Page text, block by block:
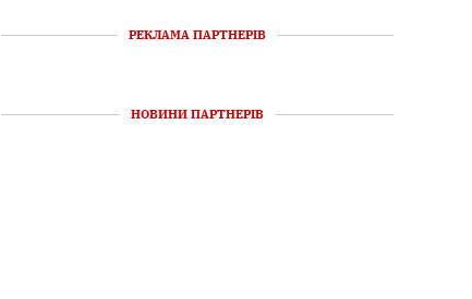
РЕКЛАМА ПАРТНЕРІВ
НОВИНИ ПАРТНЕРІВ